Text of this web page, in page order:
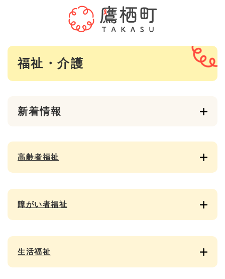
メニューを飛ばして本文へ
本
福祉・介護
新着情報
高齢者福祉
障がい者福祉
生活福祉